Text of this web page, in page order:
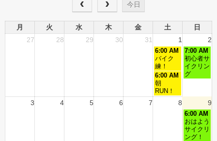
今日
月 火 水 木 金 土
日
27
28 29 30 31 1 2
6:00 AM
バイク
練！
7:00 AM
初心者サ
イクリン
グ
6:00 AM
朝
RUN！
3 4 5 6 7 8 9
6:00 AM
おはよう
サイクリ
ング！